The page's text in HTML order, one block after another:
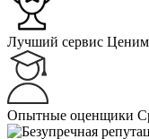
Лучший сервис Ценим
Опытные оценщики